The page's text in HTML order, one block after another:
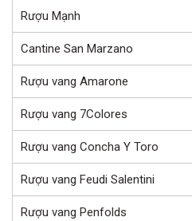
Rượu Mạnh
Cantine San Marzano
Rượu vang Amarone
Rượu vang 7Colores
Rượu vang Concha Y Toro
Rượu vang Feudi Salentini
Rượu vang Penfolds